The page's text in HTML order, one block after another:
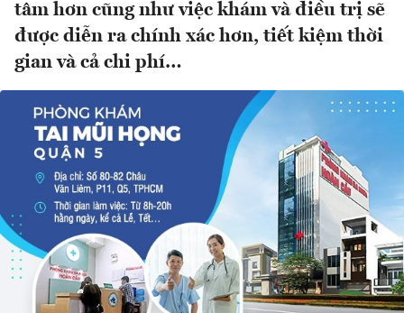
tâm hơn cũng như việc khám và điều trị sẽ
được diễn ra chính xác hơn, tiết kiệm thời
gian và cả chi phí…